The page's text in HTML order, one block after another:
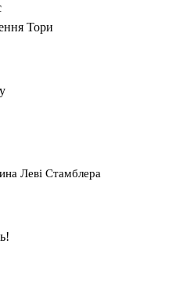
Тори
Леві Стамблера